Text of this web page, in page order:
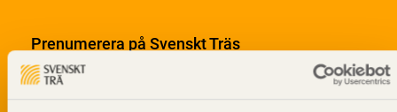
Prenumerera på Svenskt Träs
informationsutskick!